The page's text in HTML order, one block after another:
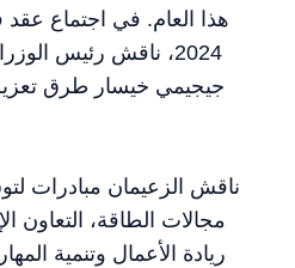
2024، ناقش رئيس
جيجيمي خيسار طرق تعزيز
مجالات الطاقة، التعاون
ريادة الأعمال وتنمية